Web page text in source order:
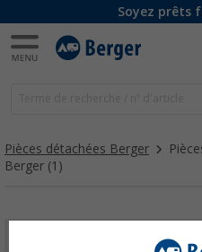
Soyez prêts
Pièces détachées Berger
Berger (1)
AFFICHER